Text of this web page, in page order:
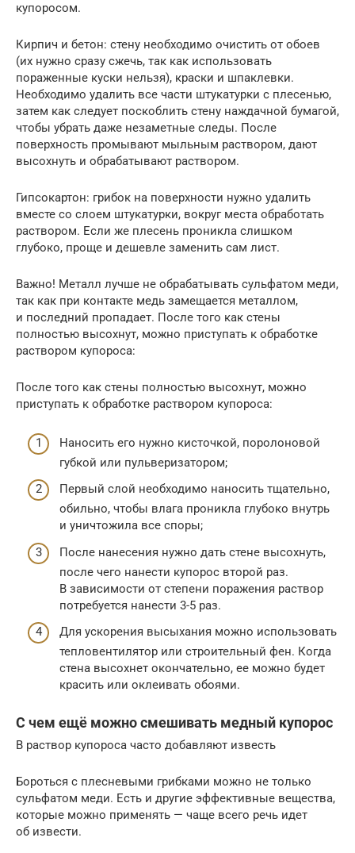
купоросом.
Кирпич и бетон: стену необходимо очистить от обоев
(их нужно сразу сжечь, так как использовать
пораженные куски нельзя), краски и шпаклевки.
Необходимо удалить все части штукатурки с плесенью,
затем как следует поскоблить стену наждачной бумагой,
чтобы убрать даже незаметные следы. После
поверхность промывают мыльным раствором, дают
высохнуть и обрабатывают раствором.
Гипсокартон: грибок на поверхности нужно удалить
вместе со слоем штукатурки, вокруг места обработать
раствором. Если же плесень проникла слишком
глубоко, проще и дешевле заменить сам лист.
Важно! Металл лучше не обрабатывать сульфатом меди,
так как при контакте медь замещается металлом,
и последний пропадает. После того как стены
полностью высохнут, можно приступать к обработке
раствором купороса:
После того как стены полностью высохнут, можно
приступать к обработке раствором купороса:
Наносить его нужно кисточкой, поролоновой
губкой или пульверизатором;
Первый слой необходимо наносить тщательно,
обильно, чтобы влага проникла глубоко внутрь
и уничтожила все споры;
После нанесения нужно дать стене высохнуть,
после чего нанести купорос второй раз.
В зависимости от степени поражения раствор
потребуется нанести 3-5 раз.
Для ускорения высыхания можно использовать
тепловентилятор или строительный фен. Когда
стена высохнет окончательно, ее можно будет
красить или оклеивать обоями.
С чем ещё можно смешивать медный купорос
В раствор купороса часто добавляют известь
Бороться с плесневыми грибками можно не только
сульфатом меди. Есть и другие эффективные вещества,
которые можно применять — чаще всего речь идет
об извести.